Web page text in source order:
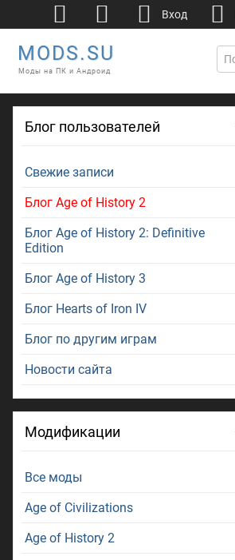
MODS.SU
Моды на ПК и Андроид
Блог пользователей
Свежие записи
Блог Age of History 2
Блог Age of History 2: Definitive
Edition
Блог Age of History 3
Блог Hearts of Iron IV
Блог по другим играм
Новости сайта
Модификации
Все моды
Age of Civilizations
Age of History 2
Вход